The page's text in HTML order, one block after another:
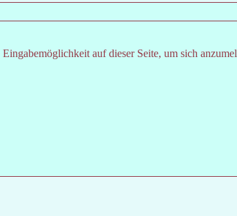
auf dieser Seite, um sich